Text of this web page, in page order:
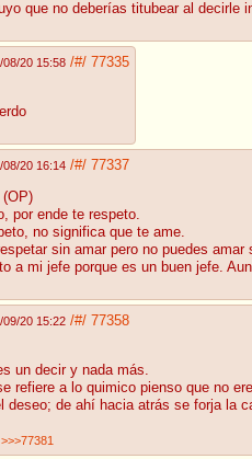
que no deberías titubear al decirle
08/20 15:58 /#/ 77335
08/20 16:14 /#/ 77337
(OP)
por ende te respeto.
no significa que te ame.
sin amar pero no puedes amar
a mi jefe porque es un buen jefe.
09/20 15:22 /#/ 77358
un decir y nada más.
refiere a lo quimico pienso que no
deseo; de ahí hacia atrás se forja la
>>>77381